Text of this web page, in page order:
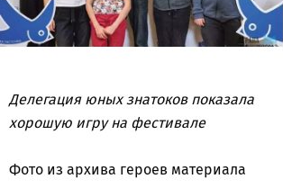
Делегация юных знатоков показала
хорошую игру на фестивале
Фото из архива героев материала